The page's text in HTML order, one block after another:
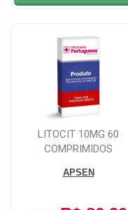
LITOCIT 10MG 60
COMPRIMIDOS
APSEN